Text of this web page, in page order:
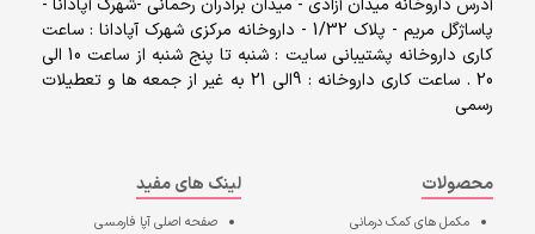
آدرس داروخانه میدان آزادی - میدان برادران رحمانی -شهرک آپادانا -
پاساژگل مریم - پلاک 1/32 - داروخانه مرکزی شهرک آپادانا : ساعت
کاری داروخانه پشتیبانی سایت : شنبه تا پنج شنبه از ساعت 10 الی
20 . ساعت کاری داروخانه : 9الی 21 به غیر از جمعه ها و تعطیلات
رسمی
محصولات
مکمل های کمک درمانی
لینک های مفید
صفحه اصلیآپا فارمسی